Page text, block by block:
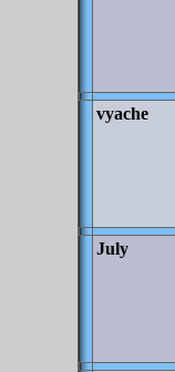
vyache
July